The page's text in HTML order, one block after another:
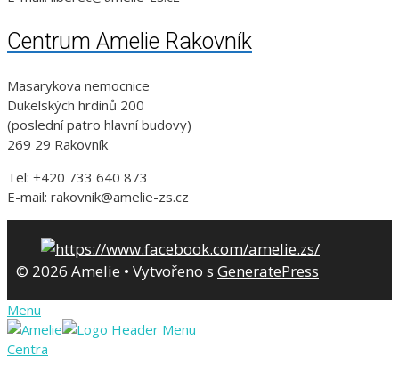
Centrum Amelie Rakovník
Masarykova nemocnice
Dukelských hrdinů 200
(poslední patro hlavní budovy)
269 29 Rakovník
Tel: +420 733 640 873
E-mail: rakovnik@amelie-zs.cz
© 2026 Amelie • Vytvořeno s GeneratePress
Menu
Centra